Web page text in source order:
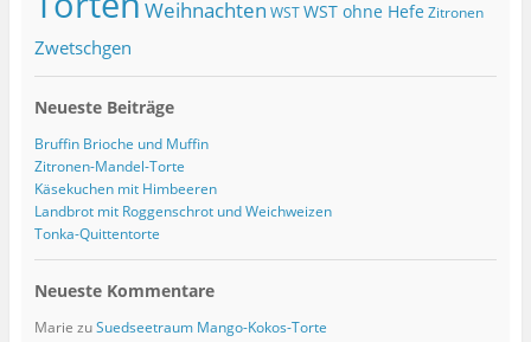
Weihnachten WST WST ohne Hefe Zitronen
Zwetschgen
Neueste Beiträge
Bruffin Brioche und Muffin
Zitronen-Mandel-Torte
Käsekuchen mit Himbeeren
Landbrot mit Roggenschrot und Weichweizen
Tonka-Quittentorte
Neueste Kommentare
Marie zuSuedseetraum Mango-Kokos-Torte